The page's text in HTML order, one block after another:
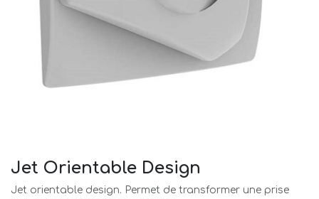
Jet Orientable Design
Jet orientable design. Permet de transformer une prise